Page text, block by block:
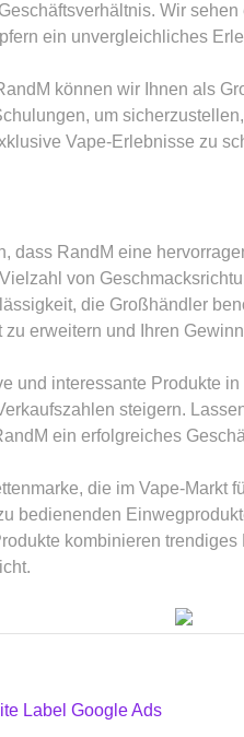
Wir
ein unvergleichliches
können wir Ihnen als
um
Vape-Erlebnisse zu
dass RandM eine
von
die Großhändler
erweitern und Ihren
und interessante Produkte
steigern.
ein erfolgreiches
die im Vape-Markt
bedienenden
kombinieren
Label Google Ads